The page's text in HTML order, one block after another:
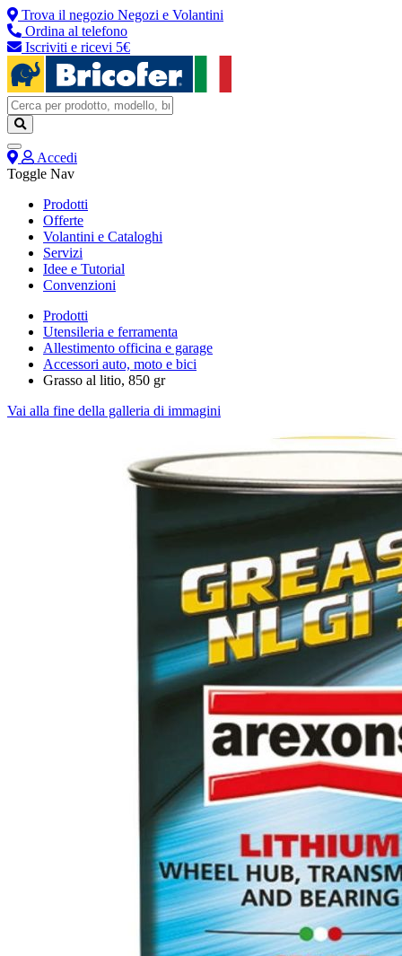
Trova il negozio Negozi e Volantini
Ordina al telefono
Iscriviti e ricevi 5€
Accedi
Toggle Nav
Prodotti
Offerte
Volantini e Cataloghi
Servizi
Idee e Tutorial
Convenzioni
Prodotti
Utensileria e ferramenta
Allestimento officina e garage
Accessori auto, moto e bici
Grasso al litio, 850 gr
Vai alla fine della galleria di immagini